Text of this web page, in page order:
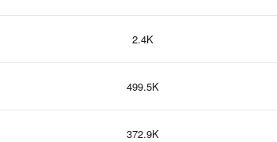
2.4K
499.5K
372.9K